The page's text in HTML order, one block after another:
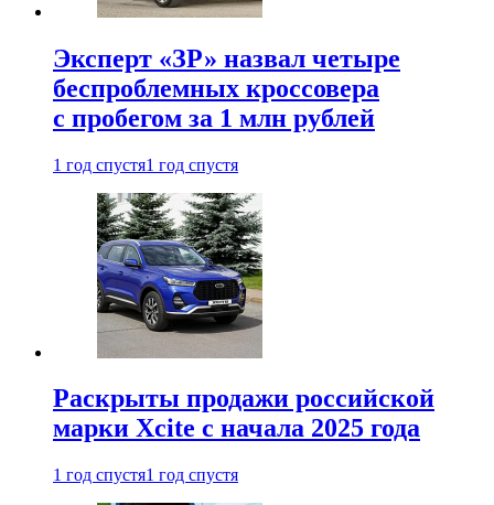
Эксперт «ЗР» назвал четыре
беспроблемных кроссовера
с пробегом за 1 млн рублей
1 год спустя1 год спустя
Раскрыты продажи российской
марки Xcite с начала 2025 года
1 год спустя1 год спустя